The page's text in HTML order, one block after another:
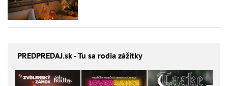
PREDPREDAJ.sk - Tu sa rodia zážitky